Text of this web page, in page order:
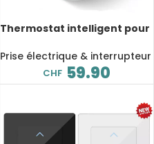
Thermostat intelligent pour
Tuya, Google, standard UE
Prise électrique & interrupteur
CHF 59.90